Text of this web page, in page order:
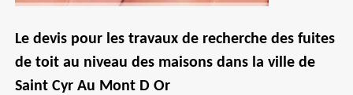
Le devis pour les travaux de recherche des fuites
de toit au niveau des maisons dans la ville de
Saint Cyr Au Mont D Or